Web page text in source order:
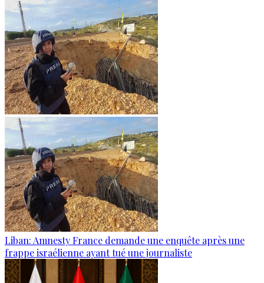
Liban: Amnesty France demande une enquête après une
frappe israélienne ayant tué une journaliste